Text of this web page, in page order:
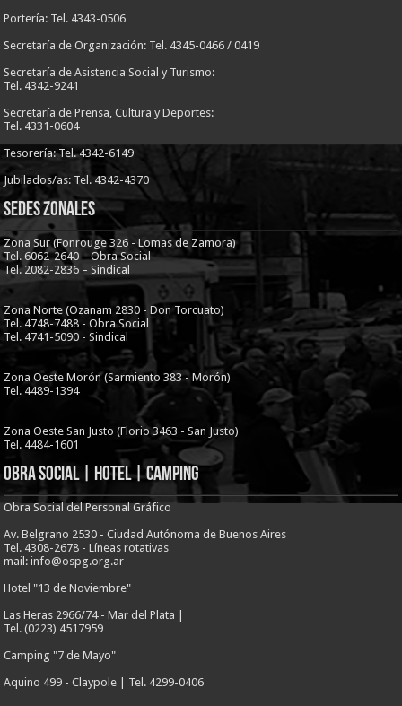
Portería: Tel. 4343-0506
Secretaría de Organización: Tel. 4345-0466 / 0419
Secretaría de Asistencia Social y Turismo:
Tel. 4342-9241
Secretaría de Prensa, Cultura y Deportes:
Tel. 4331-0604
Tesorería: Tel. 4342-6149
Jubilados/as: Tel. 4342-4370
Sedes Zonales
Zona Sur (Fonrouge 326 - Lomas de Zamora)
Tel. 6062-2640 – Obra Social
Tel. 2082-2836 – Sindical
Zona Norte (Ozanam 2830 - Don Torcuato)
Tel. 4748-7488 - Obra Social
Tel. 4741-5090 - Sindical
Zona Oeste Morón (Sarmiento 383 - Morón)
Tel. 4489-1394
Zona Oeste San Justo (Florio 3463 - San Justo)
Tel. 4484-1601
Obra Social | Hotel | Camping
Obra Social del Personal Gráfico
Av. Belgrano 2530 - Ciudad Autónoma de Buenos Aires
Tel. 4308-2678 - Líneas rotativas
mail: info@ospg.org.ar
Hotel "13 de Noviembre"
Las Heras 2966/74 - Mar del Plata |
Tel. (0223) 4517959
Camping "7 de Mayo"
Aquino 499 - Claypole | Tel. 4299-0406